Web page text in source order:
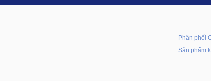
Phân phối
Sản phẩm